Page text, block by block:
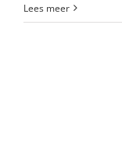
Lees meer